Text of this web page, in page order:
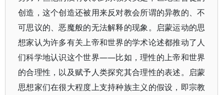
创造，这个创造还被用来反对教会所谓的异教的、不
可思议的、恶魔般的无法解释的现象。启蒙运动的思
想家认为许多有关上帝和世界的学术论述都推动了人
们科学地认识这个世界——比如，理性的上帝和世界
的合理性，以及赋予人类探究其合理性的表述。启蒙
思想家们在很大程度上支持种族主义的假设，即宗教